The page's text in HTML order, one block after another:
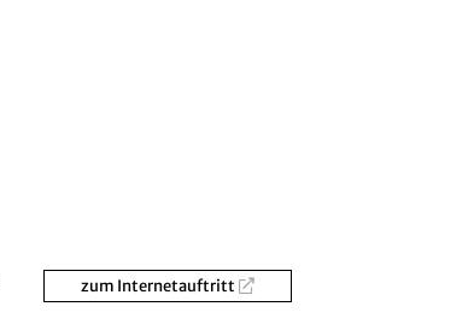
zum Internetauftritt